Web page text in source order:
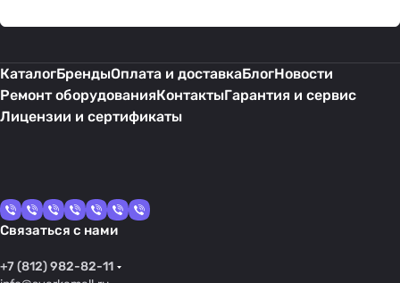
КаталогБрендыОплата и доставкаБлогНовости
Ремонт оборудованияКонтактыГарантия и сервис
Лицензии и сертификаты
Связаться с нами
+7 (812) 982-82-11